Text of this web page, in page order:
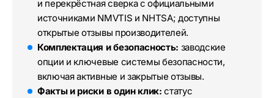
и перекрёстная сверка с официальными
источниками NMVTIS и NHTSA; доступны
открытые отзывы производителей.
Комплектация и безопасность: заводские
опции и ключевые системы безопасности,
включая активные и закрытые отзывы.
Факты и риски в один клик: статус